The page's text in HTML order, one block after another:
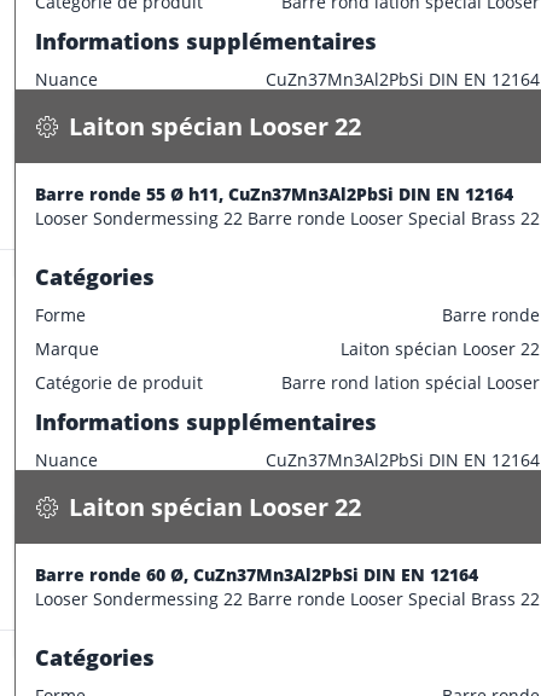
Informations supplémentaires
Nuance CuZn37Mn3Al2PbSi DIN EN 12164
Caractéristiques dimensionnelles
Informations supplémentaires
19.600 kg / m
Spécifications
Laiton spécian Looser 22
Barre ronde 55 Ø h11, CuZn37Mn3Al2PbSi DIN EN 12164
Looser Sondermessing 22 Barre ronde Looser Special Brass 22
Catégories
Forme
Barre ronde
Marque
Laiton spécian Looser 22
Catégorie de produit
Barre rond lation spécial Looser
Informations supplémentaires
Nuance CuZn37Mn3Al2PbSi DIN EN 12164
Caractéristiques dimensionnelles
Informations supplémentaires
CONFECTIONNER
Stock: 0.0 m
Laiton spécian Looser 22
23.300 kg / m
Spécifications
Laiton spécian Looser 22
Barre ronde 60 Ø, CuZn37Mn3Al2PbSi DIN EN 12164
Looser Sondermessing 22 Barre ronde Looser Special Brass 22
Catégories
CONFECTIONNER
Stock: 19.4 m